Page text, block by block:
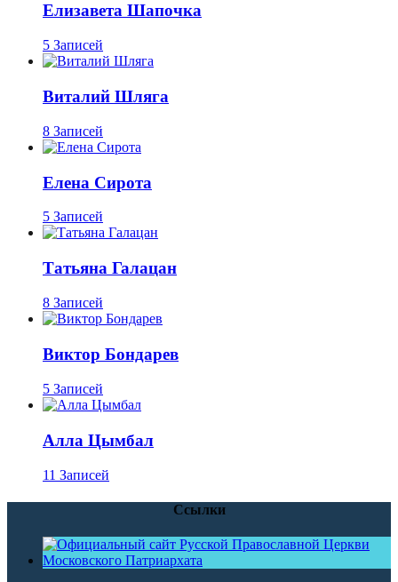
Елизавета Шапочка
5 Записей
Виталий Шляга
8 Записей
Елена Сирота
5 Записей
Татьяна Галацан
8 Записей
Виктор Бондарев
5 Записей
Алла Цымбал
11 Записей
Ссылки